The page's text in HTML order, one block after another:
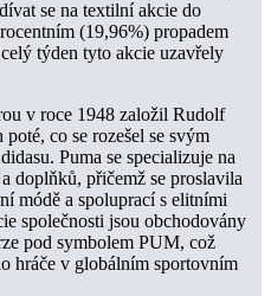
se na textilní akcie do
(19,96%) propadem
týden tyto akcie uzavřely
v roce 1948 založil Rudolf
co se rozešel se svým
Puma se specializuje na
doplňků, přičemž se proslavila
módě a spoluprací s elitními
společnosti jsou obchodovány
pod symbolem PUM, což
hráče v globálním sportovním